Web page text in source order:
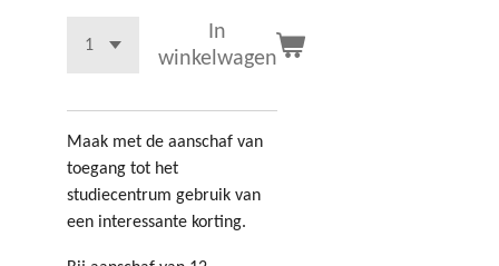
In
winkelwagen
Maak met de aanschaf van
toegang tot het
studiecentrum gebruik van
een interessante korting.